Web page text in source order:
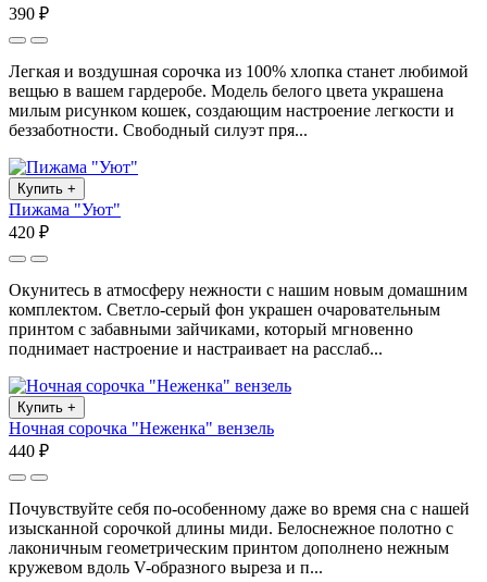
390 ₽
Легкая и воздушная сорочка из 100% хлопка станет любимой
вещью в вашем гардеробе. Модель белого цвета украшена
милым рисунком кошек, создающим настроение легкости и
беззаботности. Свободный силуэт пря...
Купить +
Пижама "Уют"
420 ₽
Окунитесь в атмосферу нежности с нашим новым домашним
комплектом. Светло-серый фон украшен очаровательным
принтом с забавными зайчиками, который мгновенно
поднимает настроение и настраивает на расслаб...
Купить +
Ночная сорочка "Неженка" вензель
440 ₽
Почувствуйте себя по-особенному даже во время сна с нашей
изысканной сорочкой длины миди. Белоснежное полотно с
лаконичным геометрическим принтом дополнено нежным
кружевом вдоль V-образного выреза и п...